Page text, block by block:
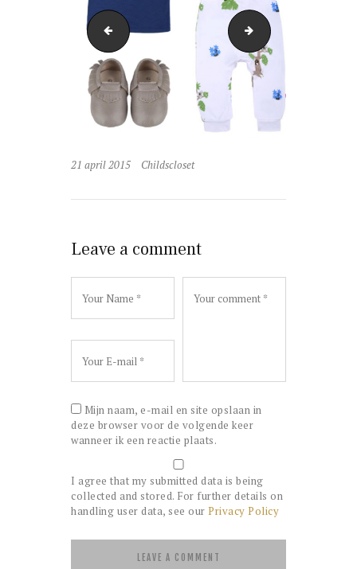
IMG_7204-1 rep
21 april 2015 Childscloset
Leave a comment
Mijn naam, e-mail en site opslaan in
deze browser voor de volgende keer
wanneer ik een reactie plaats.
I agree that my submitted data is being
collected and stored. For further details on
handling user data, see our Privacy Policy